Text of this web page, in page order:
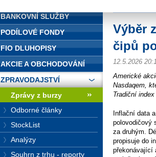
Výběr
čipů
12.5.2026
Americké
Nasdaqem,
Tradiční
Inflační data
polovodičový
za druhým.
propisuje do
překonávající
BANKOVNÍ SLUŽBY
PODÍLOVÉ FONDY
FIO DLUHOPISY
AKCIE A OBCHODOVÁNÍ
ZPRAVODAJSTVÍ
Zprávy z burzy
Odborné články
StockList
Analýzy
Souhrn z trhu - reporty